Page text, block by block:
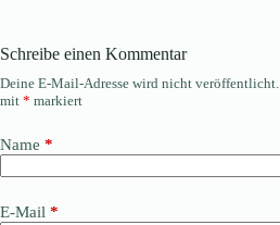
Schreibe einen Kommentar
Deine E-Mail-Adresse wird nicht veröffentlicht.
mit * markiert
Name *
E-Mail *